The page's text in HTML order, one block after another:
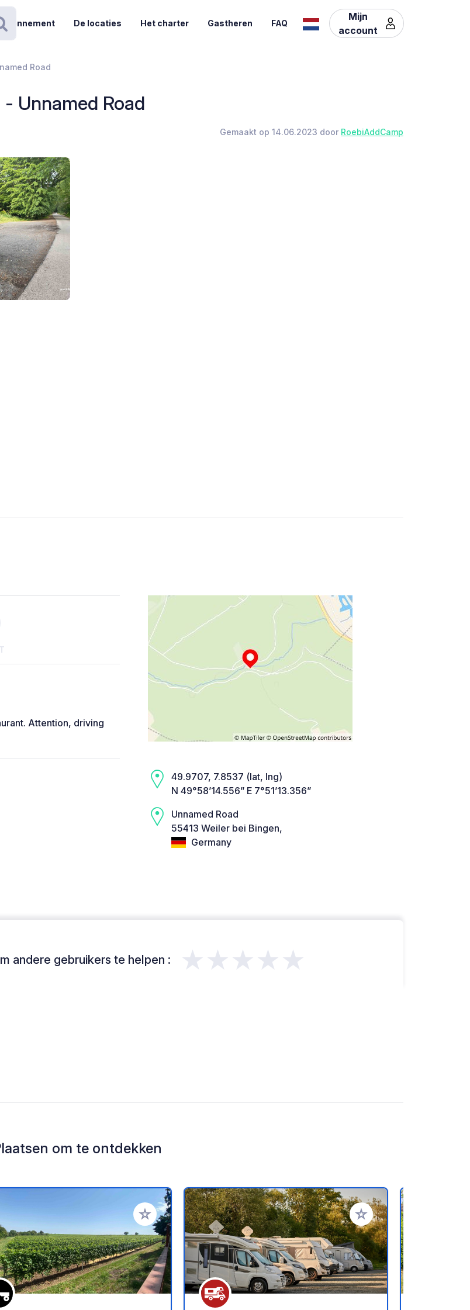
Abonnement De locaties Het charter Gastheren FAQ
Mijn
account
Road
Unnamed Road
Gemaakt op 14.06.2023 door RoebiAddCamp
Attention, driving
49.9707, 7.8537 (lat, lng)
N 49°58’14.556” E 7°51’13.356”
Unnamed Road
55413 Weiler bei Bingen,
Germany
andere gebruikers te helpen : ★★★★★
om te ontdekken
Voeg toe aan je favorieten Voeg toe aan je favorieten